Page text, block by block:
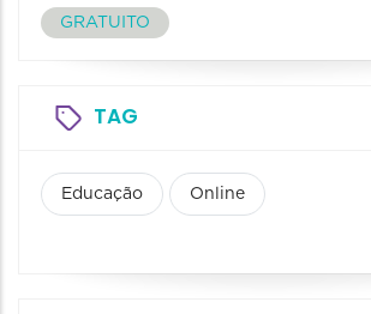
GRATUITO
TAG
Educação Online